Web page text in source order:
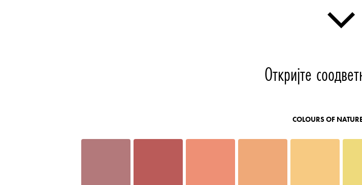
Откријте
COLOURS OF